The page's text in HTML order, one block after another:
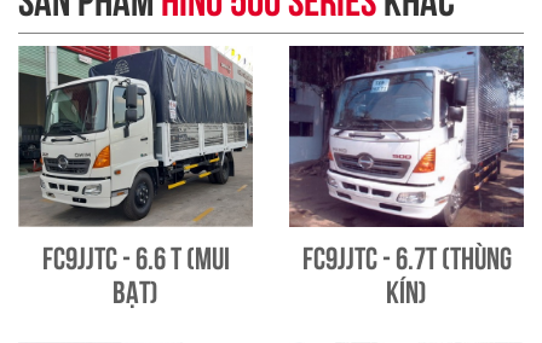
FC9JJTC - 6.6 T (Mui
bạt)
FC9JJTC - 6.7T (Thùng
kín)